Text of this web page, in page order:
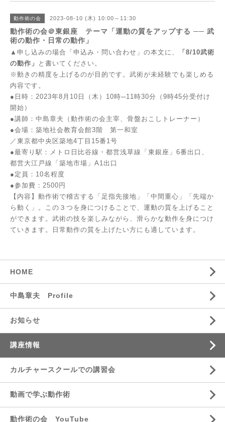
動作術の会 2023-08-10 (木) 10:00～11:30
動作術の会＠東銀座 テーマ「運動の質をアップする ── 武
術の動作・日常の動作」
▲申し込みの場合「申込み・問い合わせ」の本文に、
「8/10武術
の動作」
と書いてください。
※動きの精度を上げるのが目的です。武術が未経験でも楽しめる
内容です。
●日時：2023年8月10日（木）10時─11時30分（9時45分受付け
開始）
●講師：中島章夫（動作術の会主宰、骨盤おこしトレーナー）
●会場：築地社会教育会館3階 第一和室
／東京都中央区築地4丁目15番1号
●最寄り駅：メトロ日比谷線・都営浅草線「東銀座」6番出口、
都営大江戸線「築地市場」A1出口
●定員：10名程度
●参加費：2500円
【内容】動作術で稽古する「足指先接地」「中間重心」「先端か
ら動く」。この３つを身につけることで、運動の質を上げること
ができます。武術の技を楽しみながら、滑らかな動作を身につけ
ていきます。日常動作の質を上げたい方にも適しています。
HOME
中島章夫 Profile
お知らせ
講座情報
カルチャースクールでの講習会
動画で学ぶ動作術
動作術の会 YouTube